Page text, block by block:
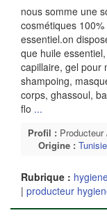
nous somme une
cosmétiques
essentiel.on
que huile
capillaire, gel pour
shampoing,
corps, ghassoul,
flo ...
Profil :
Origine : Tunisie
Rubrique :
| producteur